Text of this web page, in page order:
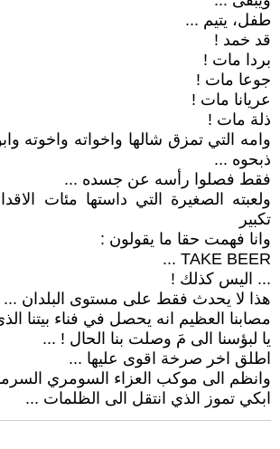
طفل، يتيم ...
قد خمد !
بردا مات !
جوعا مات !
عريانا مات !
ذلة مات !
وامه التي تمزق شالها واخواته واخوته
ذبحوه ...
فقط فصلوا رأسه عن جسده ...
ولعبته الصغيرة التي داستها مئات
تكبير
وانا فهمت حقا ما يقولون :
TAKE BEER ...
... اليس كذلك !
هذا لا يحدث فقط على مستوى البلدان ...
مصابنا العظيم انه يحصل في فناء بيتنا
يا لبؤسنا الى مَ وصلت بنا الحال ! ...
اطلق اخر صرخة اقوى عليها ...
وانظم الى موكب العزاء السومري
ابكي تموز الذي انتقل الى الظلمات ...